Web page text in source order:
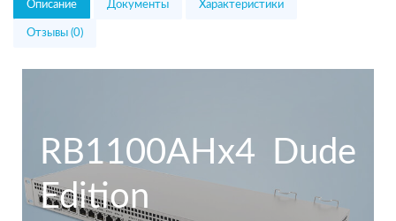
Описание Документы Характеристики
Отзывы (0)
RB1100AHx4 Dude
Edition